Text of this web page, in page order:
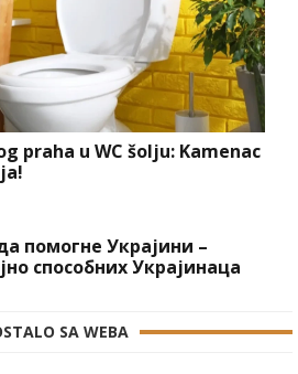
praha u WC šolju: Kamenac
помогне Украјини –
способних Украјинаца
SA WEBA